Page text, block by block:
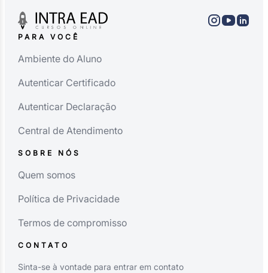
PARA VOCÊ
Ambiente do Aluno
Autenticar Certificado
Autenticar Declaração
Central de Atendimento
SOBRE NÓS
Quem somos
Política de Privacidade
Termos de compromisso
CONTATO
Sinta-se à vontade para entrar em contato